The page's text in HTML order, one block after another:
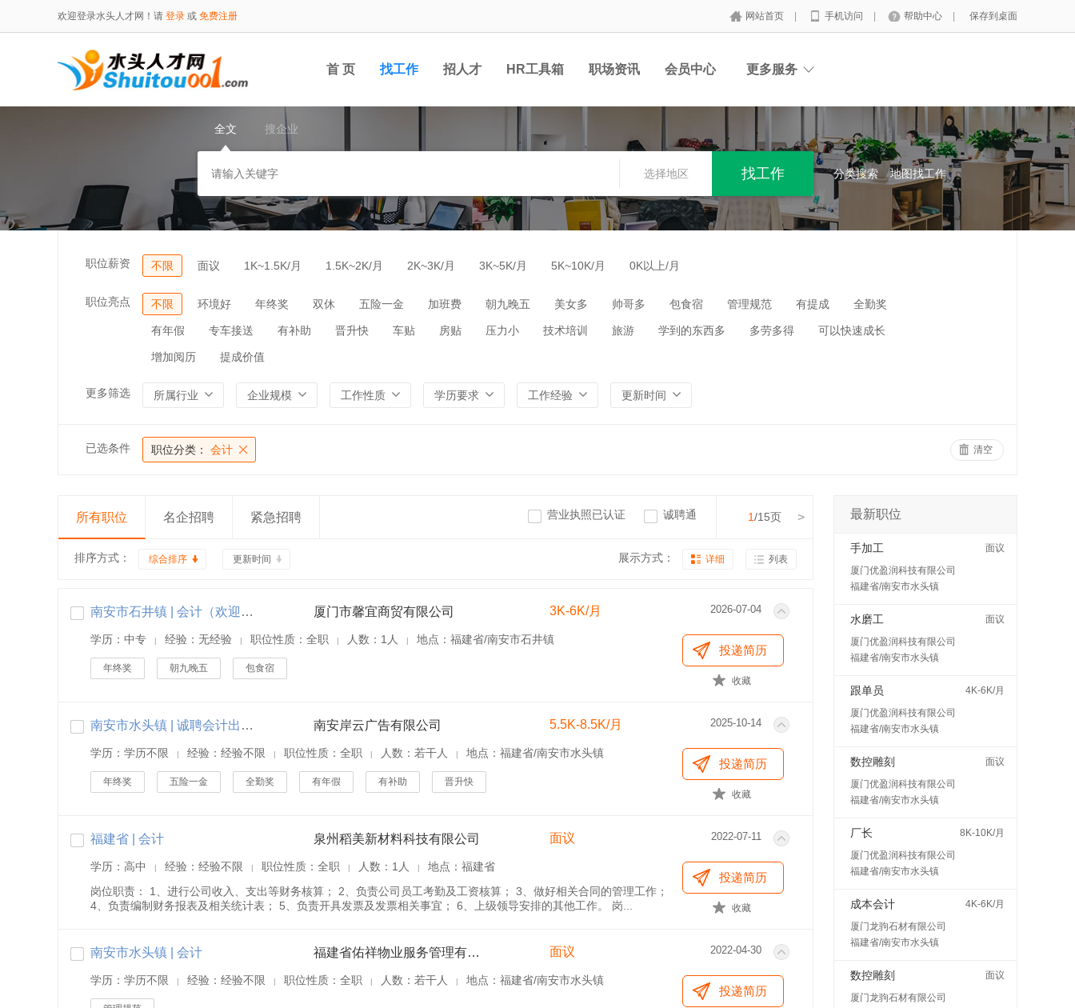
欢迎登录水头人才网！请 登录 或 免费注册 网站首页 手机访问 帮助中心 保存到桌面
首 页 找工作 招人才 HR工具箱 职场资讯 会员中心 更多服务
全文 搜企业
选择地区 分类搜索 地图找工作
职位薪资 不限 面议 1K~1.5K/月 1.5K~2K/月 2K~3K/月 3K~5K/月 5K~10K/月 0K以上/月
职位亮点 不限 环境好 年终奖 双休 五险一金 加班费 朝九晚五 美女多 帅哥多 包食宿 管理规范 有提成 全勤奖
有年假 专车接送 有补助 晋升快 车贴 房贴 压力小 技术培训 旅游 学到的东西多 多劳多得 可以快速成长
增加阅历 提成价值
更多筛选 所属行业 企业规模 工作性质 学历要求 工作经验 更新时间
已选条件 职位分类： 会计 清空
所有职位 名企招聘 紧急招聘 营业执照已认证 诚聘通 >
1/15页
排序方式： 综合排序 更新时间 展示方式： 详细 列表
南安市石井镇 | 会计（欢迎应届生，工作地点：石井） 厦门市馨宜商贸有限公司 3K-6K/月 2026-07-04
学历：中专 | 经验：无经验 | 职位性质：全职 | 人数：1人 | 地点：福建省/南安市石井镇
年终奖 朝九晚五 包食宿
投递简历
收藏
南安市水头镇 | 诚聘会计出纳/学徒/实习生 南安岸云广告有限公司 5.5K-8.5K/月 2025-10-14
学历：学历不限 | 经验：经验不限 | 职位性质：全职 | 人数：若干人 | 地点：福建省/南安市水头镇
年终奖 五险一金 全勤奖 有年假 有补助 晋升快
投递简历
收藏
福建省 | 会计 泉州稻美新材料科技有限公司 面议 2022-07-11
学历：高中 | 经验：经验不限 | 职位性质：全职 | 人数：1人 |
地点：福建省
岗位职责： 1、进行公司收入、支出等财务核算； 2、负责公司员工考勤及工资核算； 3、做好相关合同的管理工作；
4、负责编制财务报表及相关统计表； 5、负责开具发票及发票相关事宜； 6、上级领导安排的其他工作。 岗...
投递简历
收藏
南安市水头镇 | 会计 福建省佑祥物业服务管理有限公司 面议 2022-04-30
学历：学历不限 | 经验：经验不限 | 职位性质：全职 | 人数：若干人 | 地点：福建省/南安市水头镇
投递简历
最新职位
手加工
面议
厦门优盈润科技有限公司
福建省/南安市水头镇
水磨工
面议
厦门优盈润科技有限公司
福建省/南安市水头镇
跟单员
4K-6K/月
厦门优盈润科技有限公司
福建省/南安市水头镇
数控雕刻
面议
厦门优盈润科技有限公司
福建省/南安市水头镇
厂长
8K-10K/月
厦门优盈润科技有限公司
福建省/南安市水头镇
成本会计
4K-6K/月
厦门龙驹石材有限公司
福建省/南安市水头镇
数控雕刻
面议
厦门龙驹石材有限公司